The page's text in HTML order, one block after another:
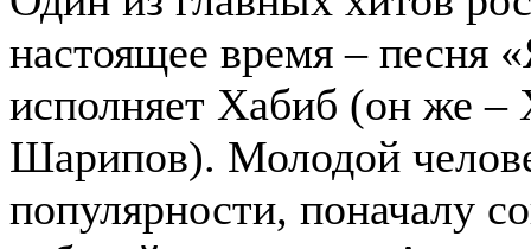
настоящее время – песня
исполняет Хабиб (он же –
Шарипов). Молодой
популярности, поначалу